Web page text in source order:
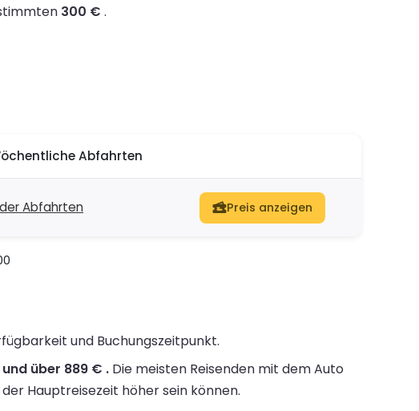
300 € .
Abfahrten
Abfahrten Preis anzeigen
und Buchungszeitpunkt.
über 889 € . Die meisten Reisenden mit dem Auto
Hauptreisezeit höher sein können.